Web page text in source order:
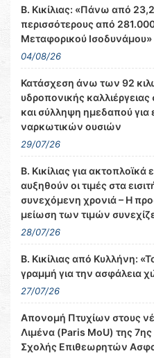
Β. Κικίλιας: «Πάνω από
περισσότερους από
Μεταφορικού Ισοδυνάμου»
04/08/26
Κατάσχεση άνω των 92
υδροπονικής
και σύλληψη ημεδαπού
ναρκωτικών ουσιών
29/07/26
Β. Κικίλιας για ακτοπλοϊκά
αυξηθούν οι τιμές στα
συνεχόμενη χρονιά – Η
μείωση των τιμών
28/07/26
Β. Κικίλιας από Κυλλήνη:
γραμμή για την ασφάλεια
27/07/26
Απονομή Πτυχίων στους
Λιμένα (Paris MoU) της 7ης
Σχολής Επιθεωρητών